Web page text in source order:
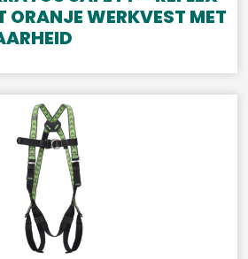
ORANJE WERKVEST MET